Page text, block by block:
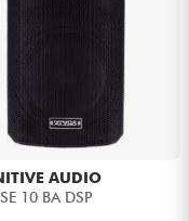
AUDIO
10 BA DSP